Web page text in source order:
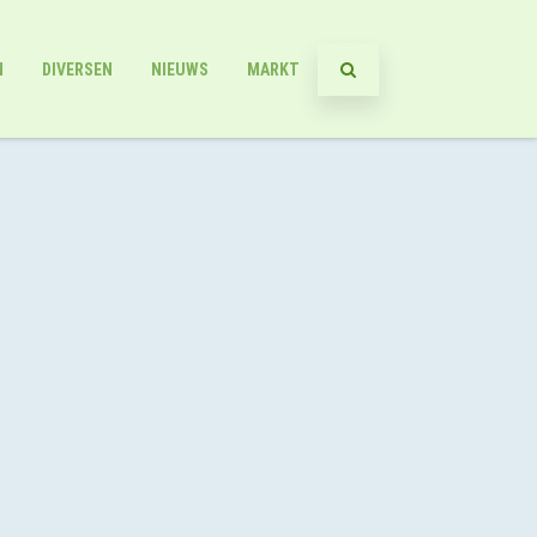
DIVERSEN NIEUWS MARKT